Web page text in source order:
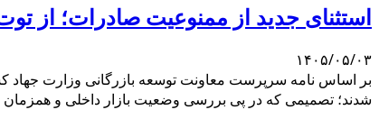
استثنای جدید از ممنوعیت صادرات؛ از
۱۴۰۵/۰۵/۰۳
بر اساس نامه سرپرست معاونت توسعه بازرگانی وزارت
شدند؛ تصمیمی که در پی بررسی وضعیت بازار داخلی و